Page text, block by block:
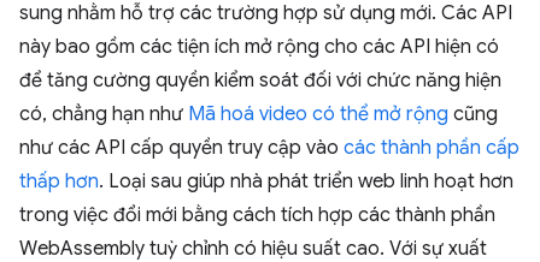
sung nhằm hỗ trợ các trường hợp sử dụng mới. Các API
này bao gồm các tiện ích mở rộng cho các API hiện có
để tăng cường quyền kiểm soát đối với chức năng hiện
có, chẳng hạn như Mã hoá video có thể mở rộng cũng
như các API cấp quyền truy cập vào các thành phần cấp
thấp hơn. Loại sau giúp nhà phát triển web linh hoạt hơn
trong việc đổi mới bằng cách tích hợp các thành phần
WebAssembly tuỳ chỉnh có hiệu suất cao. Với sự xuất